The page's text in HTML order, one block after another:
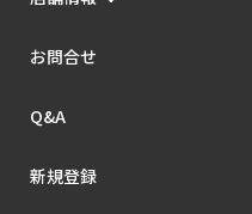
お問合せ
Q&A
新規登録